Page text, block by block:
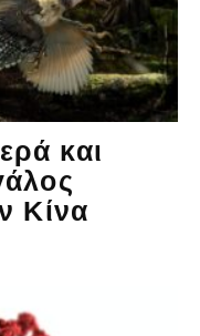
και
Κίνα